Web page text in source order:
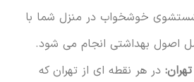
خوشخواب در منزل شما با
اصول بهداشتی انجام می شود.
در هر نقطه ای از تهران که